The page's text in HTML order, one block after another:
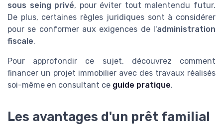
sous seing privé, pour éviter tout malentendu futur.
De plus, certaines règles juridiques sont à considérer
pour se conformer aux exigences de l'administration
fiscale.
Pour approfondir ce sujet, découvrez comment
financer un projet immobilier avec des travaux réalisés
soi-même en consultant ce guide pratique.
Les avantages d'un prêt familial